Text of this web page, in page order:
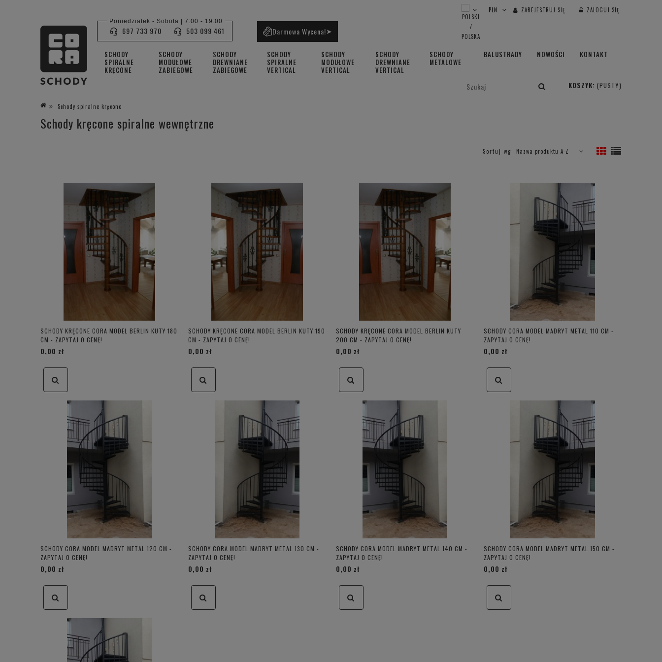
ZAREJESTRUJ SIĘ ZALOGUJ SIĘ
SCHODY
SPIRALNE
KRĘCONE
SCHODY
MODUŁOWE
ZABIEGOWE
SCHODY
DREWNIANE
ZABIEGOWE
SCHODY
SPIRALNE
VERTICAL
SCHODY
MODUŁOWE
VERTICAL
SCHODY
DREWNIANE
VERTICAL
SCHODY
METALOWE
BALUSTRADY NOWOŚCI KONTAKT
Poniedziałek - Sobota | 7:00 - 19:00
697 733 970 503 099 461 Darmowa Wycena!➤
KOSZYK: (PUSTY)
Schody spiralne kręcone
Schody kręcone spiralne wewnętrzne
Sortuj wg: Nazwa produktu A-Z
SCHODY KRĘCONE CORA MODEL BERLIN KUTY 180
CM - ZAPYTAJ O CENĘ!
0,00 zł
SCHODY KRĘCONE CORA MODEL BERLIN KUTY 190
CM - ZAPYTAJ O CENĘ!
0,00 zł
SCHODY KRĘCONE CORA MODEL BERLIN KUTY
200 CM - ZAPYTAJ O CENĘ!
0,00 zł
SCHODY CORA MODEL MADRYT METAL 110 CM -
ZAPYTAJ O CENĘ!
0,00 zł
SCHODY CORA MODEL MADRYT METAL 120 CM -
ZAPYTAJ O CENĘ!
0,00 zł
SCHODY CORA MODEL MADRYT METAL 130 CM -
ZAPYTAJ O CENĘ!
0,00 zł
SCHODY CORA MODEL MADRYT METAL 140 CM -
ZAPYTAJ O CENĘ!
0,00 zł
SCHODY CORA MODEL MADRYT METAL 150 CM -
ZAPYTAJ O CENĘ!
0,00 zł